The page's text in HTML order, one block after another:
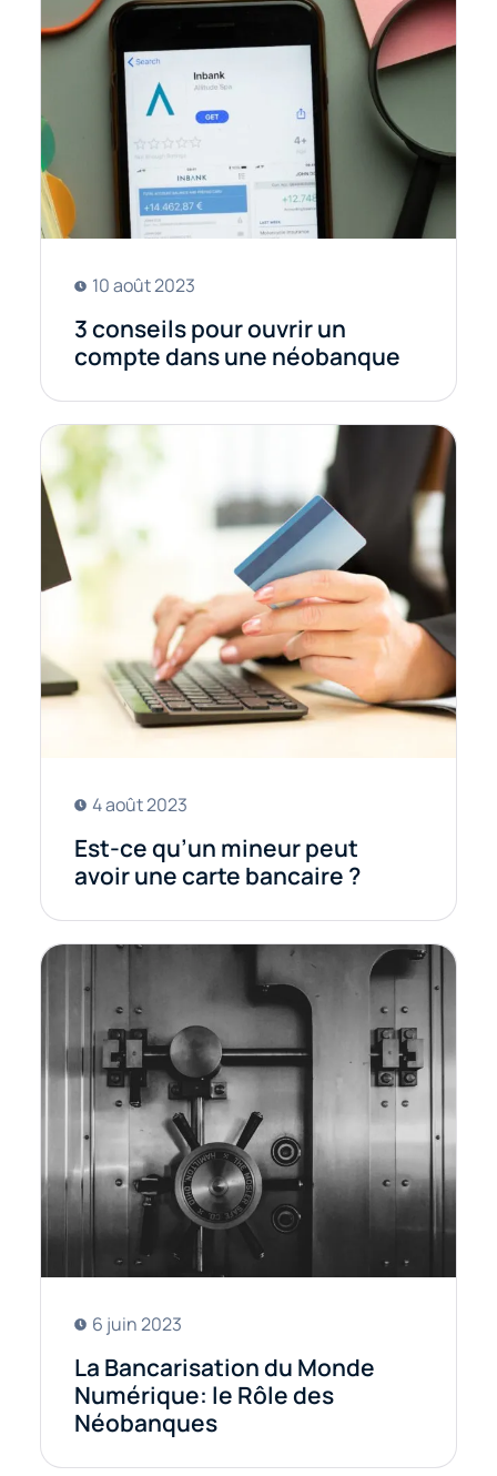
10 août 2023
3 conseils pour ouvrir un
compte dans une néobanque
4 août 2023
Est-ce qu’un mineur peut
avoir une carte bancaire ?
6 juin 2023
La Bancarisation du Monde
Numérique: le Rôle des
Néobanques